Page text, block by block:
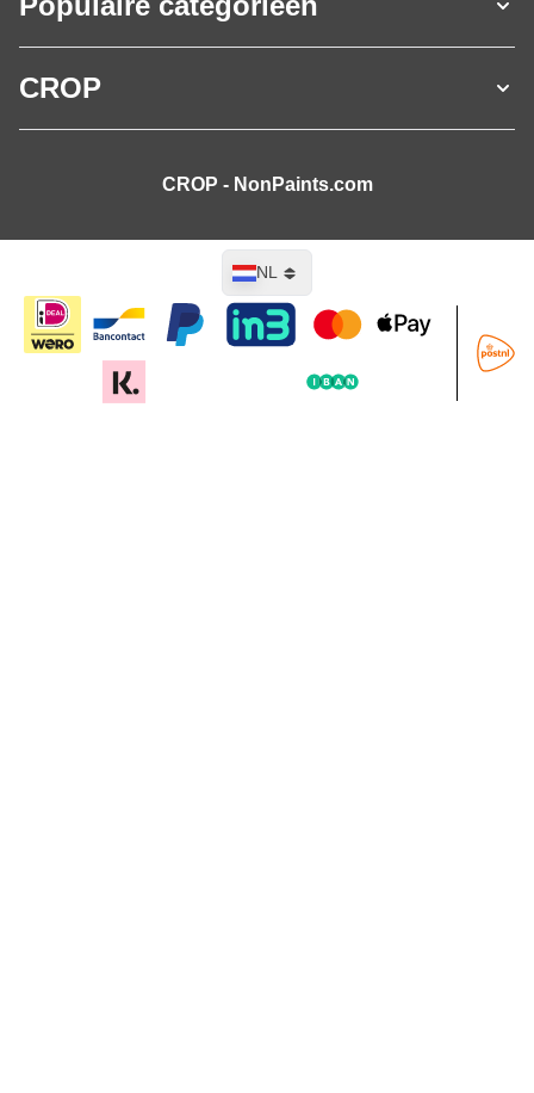
CROP
CROP - NonPaints.com
NL